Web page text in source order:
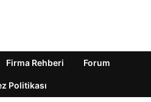
Firma Rehberi Forum
Politikası